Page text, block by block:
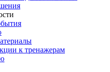
к тренажерам